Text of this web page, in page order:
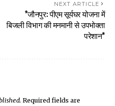
NEXT ARTICLE
*जौनपुर: पीएम सूर्यघर योजना में
बिजली विभाग की मनमानी से उपभोक्ता
परेशान*
Required fields are